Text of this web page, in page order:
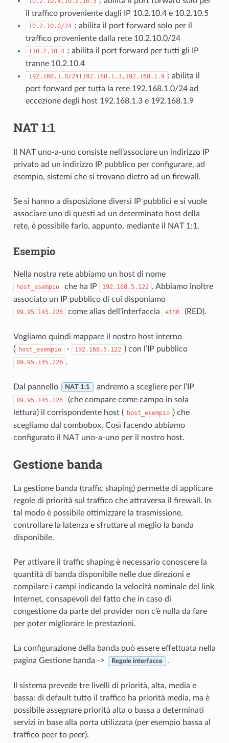
il traffico proveniente dagli IP 10.2.10.4 e 10.2.10.5
10.2.10.0/24 : abilita il port forward solo per il
traffico proveniente dalla rete 10.2.10.0/24
!10.2.10.4 : abilita il port forward per tutti gli IP
tranne 10.2.10.4
192.168.1.0/24!192.168.1.3,192.168.1.9 : abilita il
port forward per tutta la rete 192.168.1.0/24 ad
eccezione degli host 192.168.1.3 e 192.168.1.9
NAT 1:1
Il NAT uno-a-uno consiste nell’associare un indirizzo IP
privato ad un indirizzo IP pubblico per configurare, ad
esempio, sistemi che si trovano dietro ad un firewall.
Se si hanno a disposizione diversi IP pubblici e si vuole
associare uno di questi ad un determinato host della
rete, è possibile farlo, appunto, mediante il NAT 1:1.
Esempio
Nella nostra rete abbiamo un host di nome
host_esempio che ha IP 192.168.5.122 . Abbiamo inoltre
associato un IP pubblico di cui disponiamo
89.95.145.226 come alias dell’interfaccia eth0 (RED).
Vogliamo quindi mappare il nostro host interno
( host_esempio - 192.168.5.122 ) con l’IP pubblico
89.95.145.226 .
Dal pannello NAT 1:1 andremo a scegliere per l’IP
89.95.145.226
(che compare come campo in sola
lettura) il corrispondente host ( host_esempio ) che
scegliamo dal combobox. Così facendo abbiamo
configurato il NAT uno-a-uno per il nostro host.
Gestione banda
La gestione banda (traffic shaping) permette di applicare
regole di priorità sul traffico che attraversa il firewall. In
tal modo è possibile ottimizzare la trasmissione,
controllare la latenza e sfruttare al meglio la banda
disponibile.
Per attivare il traffic shaping è necessario conoscere la
quantità di banda disponibile nelle due direzioni e
compilare i campi indicando la velocità nominale del link
Internet, consapevoli del fatto che in caso di
congestione da parte del provider non c’è nulla da fare
per poter migliorare le prestazioni.
La configurazione della banda può essere effettuata nella
pagina Gestione banda -> Regole interfacce .
Il sistema prevede tre livelli di priorità, alta, media e
bassa: di default tutto il traffico ha priorità media, ma è
possibile assegnare priorità alta o bassa a determinati
servizi in base alla porta utilizzata (per esempio bassa al
traffico peer to peer).